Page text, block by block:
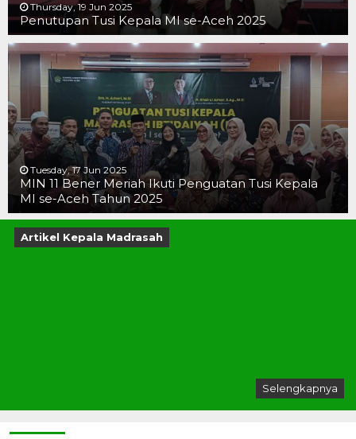
Thursday, 19 Jun 2025
Penutupan Tusi Kepala MI se-Aceh 2025
Tuesday, 17 Jun 2025
MIN 11 Bener Meriah Ikuti Penguatan Tusi Kepala
MI se-Aceh Tahun 2025
Artikel Kepala Madrasah
Selengkapnya
19 JUN 2025
19 JUN 2025
16 JUN 2025